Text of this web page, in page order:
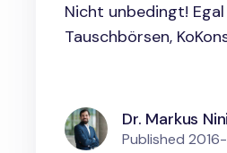
Nicht unbedingt!
Tauschbörsen,
Dr. Markus Nini
Published